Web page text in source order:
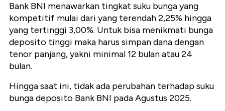
Bank BNI menawarkan tingkat suku bunga yang
kompetitif mulai dari yang terendah 2,25% hingga
yang tertinggi 3,00%. Untuk bisa menikmati bunga
deposito tinggi maka harus simpan dana dengan
tenor panjang, yakni minimal 12 bulan atau 24
bulan.
Hingga saat ini, tidak ada perubahan terhadap suku
bunga deposito Bank BNI pada Agustus 2025.